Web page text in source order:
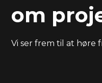
om
Vi ser frem til at høre